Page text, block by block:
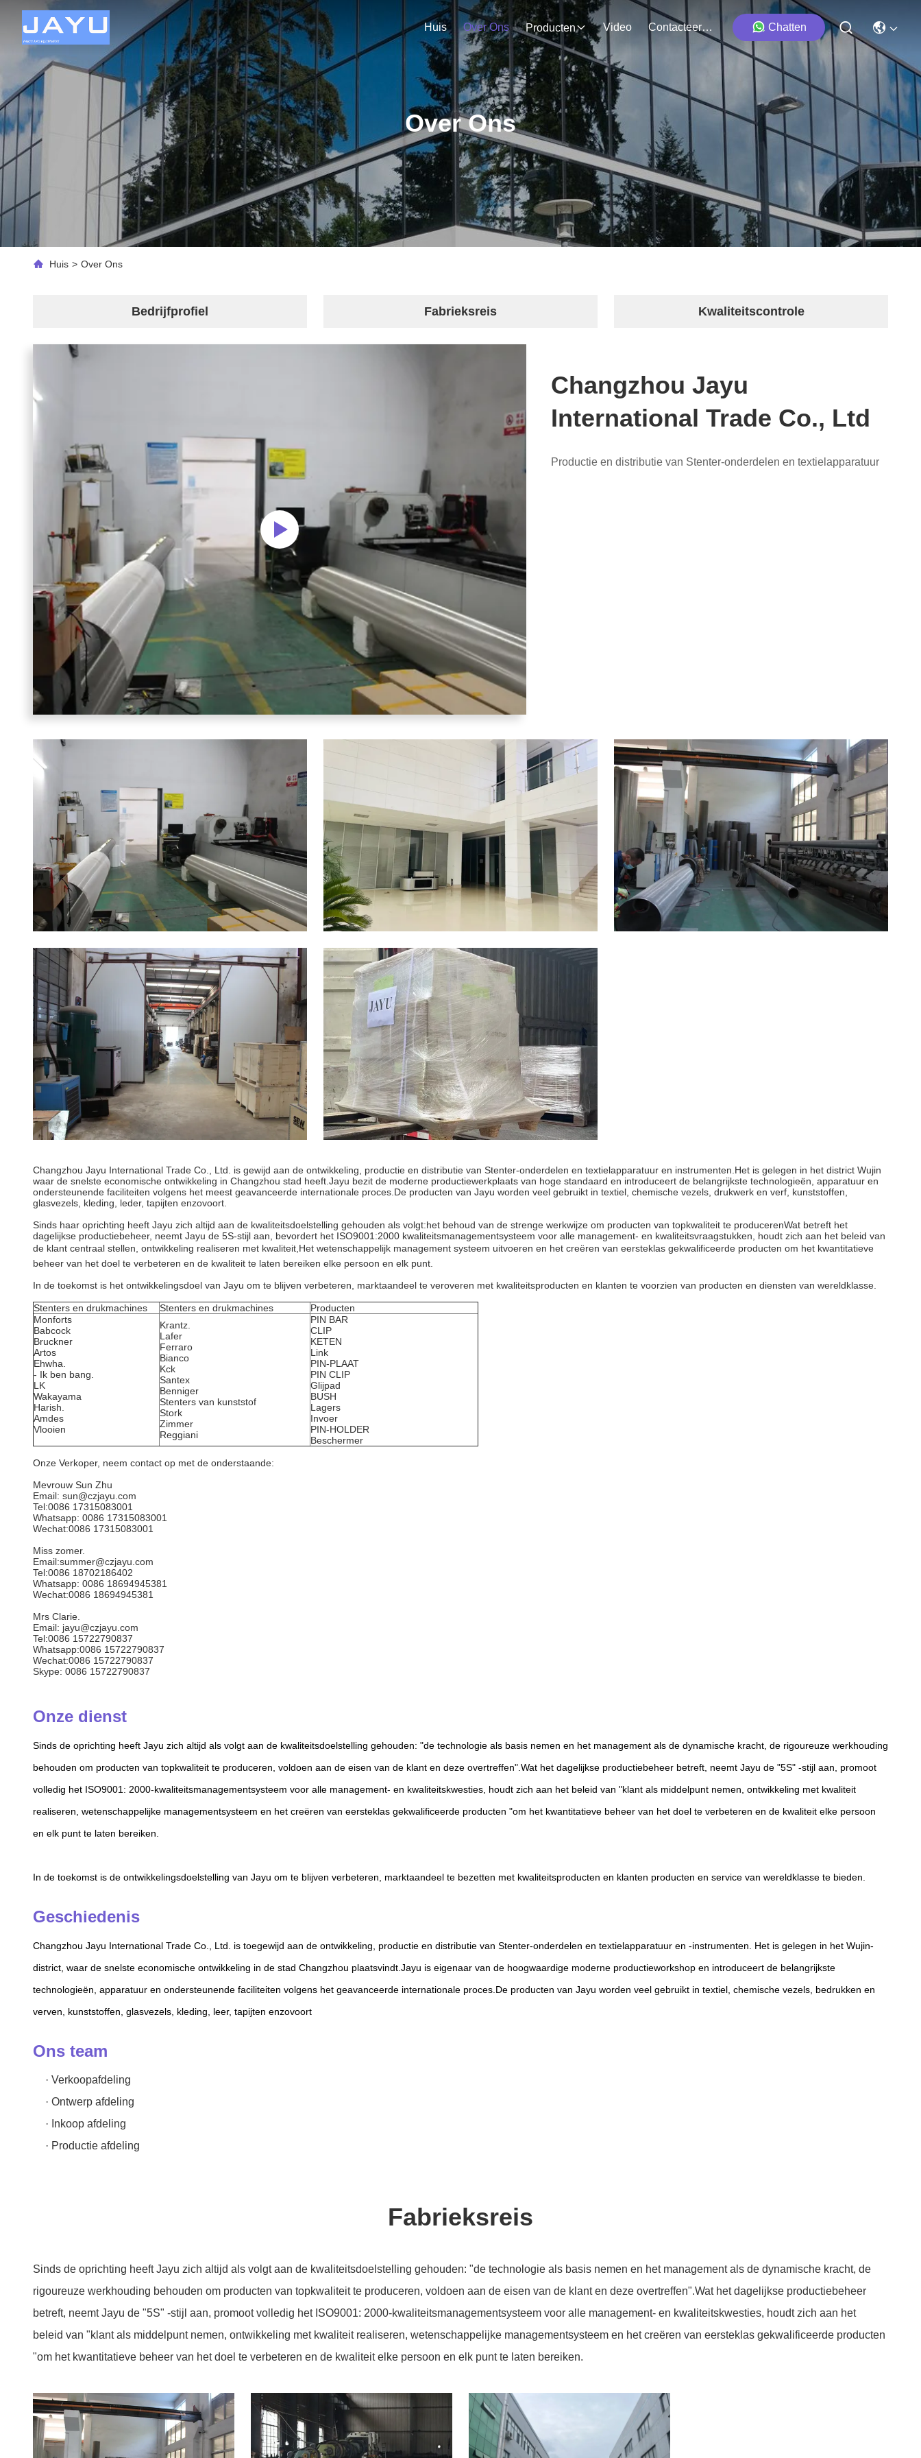
Huis Over Ons Producten Video Contacteer Ons Chatten
Over Ons
Huis > Over Ons
Bedrijfprofiel Fabrieksreis Kwaliteitscontrole
Changzhou Jayu
International Trade Co., Ltd
Productie en distributie van Stenter-onderdelen en textielapparatuur
Changzhou Jayu International Trade Co., Ltd. is gewijd aan de ontwikkeling, productie en distributie van Stenter-onderdelen en textielapparatuur en instrumenten.Het is gelegen in het district Wujin
waar de snelste economische ontwikkeling in Changzhou stad heeft.Jayu bezit de moderne productiewerkplaats van hoge standaard en introduceert de belangrijkste technologieën, apparatuur en
ondersteunende faciliteiten volgens het meest geavanceerde internationale proces.De producten van Jayu worden veel gebruikt in textiel, chemische vezels, drukwerk en verf, kunststoffen,
glasvezels, kleding, leder, tapijten enzovoort.
Sinds haar oprichting heeft Jayu zich altijd aan de kwaliteitsdoelstelling gehouden als volgt:het behoud van de strenge werkwijze om producten van topkwaliteit te producerenWat betreft het
dagelijkse productiebeheer, neemt Jayu de 5S-stijl aan, bevordert het ISO9001:2000 kwaliteitsmanagementsysteem voor alle management- en kwaliteitsvraagstukken, houdt zich aan het beleid van
de klant centraal stellen, ontwikkeling realiseren met kwaliteit,Het wetenschappelijk management systeem uitvoeren en het creëren van eersteklas gekwalificeerde producten om het kwantitatieve
beheer van het doel te verbeteren en de kwaliteit te laten bereiken elke persoon en elk punt.
In de toekomst is het ontwikkelingsdoel van Jayu om te blijven verbeteren, marktaandeel te veroveren met kwaliteitsproducten en klanten te voorzien van producten en diensten van wereldklasse.
Stenters en drukmachines Stenters en drukmachines
Producten
Monforts
Babcock
Bruckner
Artos
Ehwha.
- Ik ben bang.
LK
Wakayama
Harish.
Amdes
Vlooien
Krantz.
Lafer
Ferraro
Bianco
Kck
Santex
Benniger
Stenters van kunststof
Stork
Zimmer
Reggiani
PIN BAR
CLIP
KETEN
Link
PIN-PLAAT
PIN CLIP
Glijpad
BUSH
Lagers
Invoer
PIN-HOLDER
Beschermer
Onze Verkoper, neem contact op met de onderstaande:
Mevrouw Sun Zhu
Email: sun@czjayu.com
Tel:0086 17315083001
Whatsapp: 0086 17315083001
Wechat:0086 17315083001
Miss zomer.
Email:summer@czjayu.com
Tel:0086 18702186402
Whatsapp: 0086 18694945381
Wechat:0086 18694945381
Mrs Clarie.
Email: jayu@czjayu.com
Tel:0086 15722790837
Whatsapp:0086 15722790837
Wechat:0086 15722790837
Skype: 0086 15722790837
Onze dienst
Sinds de oprichting heeft Jayu zich altijd als volgt aan de kwaliteitsdoelstelling gehouden: "de technologie als basis nemen en het management als de dynamische kracht, de rigoureuze werkhouding
behouden om producten van topkwaliteit te produceren, voldoen aan de eisen van de klant en deze overtreffen".Wat het dagelijkse productiebeheer betreft, neemt Jayu de "5S" -stijl aan, promoot
volledig het ISO9001: 2000-kwaliteitsmanagementsysteem voor alle management- en kwaliteitskwesties, houdt zich aan het beleid van "klant als middelpunt nemen, ontwikkeling met kwaliteit
realiseren, wetenschappelijke managementsysteem en het creëren van eersteklas gekwalificeerde producten "om het kwantitatieve beheer van het doel te verbeteren en de kwaliteit elke persoon
en elk punt te laten bereiken.
In de toekomst is de ontwikkelingsdoelstelling van Jayu om te blijven verbeteren, marktaandeel te bezetten met kwaliteitsproducten en klanten producten en service van wereldklasse te bieden.
Geschiedenis
Changzhou Jayu International Trade Co., Ltd. is toegewijd aan de ontwikkeling, productie en distributie van Stenter-onderdelen en textielapparatuur en -instrumenten. Het is gelegen in het Wujin-
district, waar de snelste economische ontwikkeling in de stad Changzhou plaatsvindt.Jayu is eigenaar van de hoogwaardige moderne productieworkshop en introduceert de belangrijkste
technologieën, apparatuur en ondersteunende faciliteiten volgens het geavanceerde internationale proces.De producten van Jayu worden veel gebruikt in textiel, chemische vezels, bedrukken en
verven, kunststoffen, glasvezels, kleding, leer, tapijten enzovoort
Ons team
· Verkoopafdeling
· Ontwerp afdeling
· Inkoop afdeling
· Productie afdeling
Fabrieksreis
Sinds de oprichting heeft Jayu zich altijd als volgt aan de kwaliteitsdoelstelling gehouden: "de technologie als basis nemen en het management als de dynamische kracht, de
rigoureuze werkhouding behouden om producten van topkwaliteit te produceren, voldoen aan de eisen van de klant en deze overtreffen".Wat het dagelijkse productiebeheer
betreft, neemt Jayu de "5S" -stijl aan, promoot volledig het ISO9001: 2000-kwaliteitsmanagementsysteem voor alle management- en kwaliteitskwesties, houdt zich aan het
beleid van "klant als middelpunt nemen, ontwikkeling met kwaliteit realiseren, wetenschappelijke managementsysteem en het creëren van eersteklas gekwalificeerde producten
"om het kwantitatieve beheer van het doel te verbeteren en de kwaliteit elke persoon en elk punt te laten bereiken.